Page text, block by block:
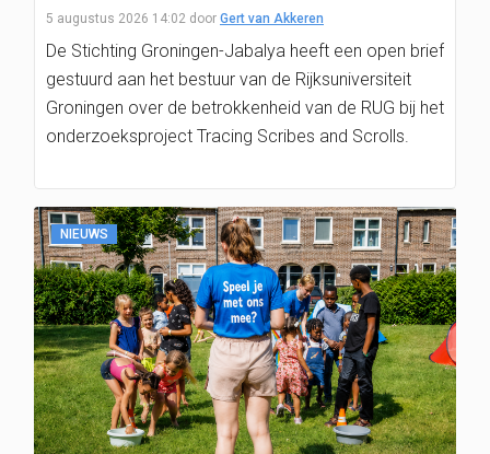
5 augustus 2026 14:02 door Gert van Akkeren
De Stichting Groningen-Jabalya heeft een open brief
gestuurd aan het bestuur van de Rijksuniversiteit
Groningen over de betrokkenheid van de RUG bij het
onderzoeksproject Tracing Scribes and Scrolls.
NIEUWS